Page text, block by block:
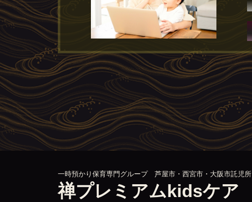
一時預かり保育専門グループ 芦屋市・西宮市・大阪市託児所
禅プレミアムkidsケア